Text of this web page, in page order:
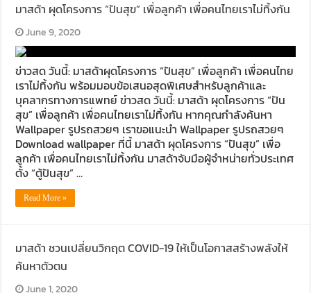
มาสด้า ผุดโครงการ “ปันสุข” เพื่อลูกค้า เพื่อคนไทยเราไม่ทิ้งกัน
June 9, 2020
ข่าวสด วันนี้: มาสด้าผุดโครงการ “ปันสุข” เพื่อลูกค้า เพื่อคนไทย
เราไม่ทิ้งกัน พร้อมมอบข้อเสนอสุดพิเศษสำหรับลูกค้าและ
บุคลากรทางการแพทย์ ข่าวสด วันนี้: มาสด้า ผุดโครงการ “ปัน
สุข” เพื่อลูกค้า เพื่อคนไทยเราไม่ทิ้งกัน หากคุณกำลังค้นหา
Wallpaper รูปรถสวยๆ เราขอแนะนำ Wallpaper รูปรถสวยๆ
Download wallpaper ที่นี้ มาสด้า ผุดโครงการ “ปันสุข” เพื่อ
ลูกค้า เพื่อคนไทยเราไม่ทิ้งกัน มาสด้าจับมือผู้จำหน่ายทั่วประเทศ
ตั้ง “ตู้ปันสุข” …
Read More »
มาสด้า ชวนเปลี่ยนวิกฤต COVID-19 ให้เป็นโอกาสสร้างพลังให้
ค้นหาตัวตน
June 1, 2020